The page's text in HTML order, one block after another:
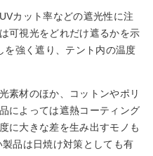
カット率などの遮光性に注
可視光をどれだけ遮るかを示
強く遮り、テント内の温度
素材のほか、コットンやポリ
によっては遮熱コーティング
に大きな差を生み出すモノも
品は日焼け対策としても有